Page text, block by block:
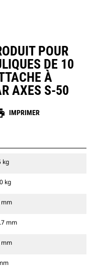
POUR
DE 10
À
AXES S-50
IMPRIMER
kg
kg
mm